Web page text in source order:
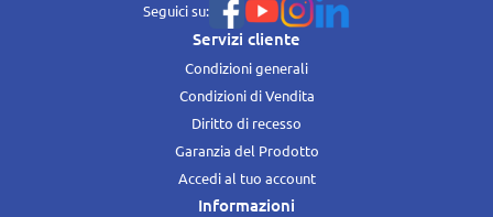
Seguici su:
Servizi cliente
Condizioni generali
Condizioni di Vendita
Diritto di recesso
Garanzia del Prodotto
Accedi al tuo account
Informazioni